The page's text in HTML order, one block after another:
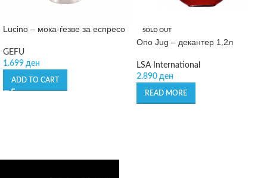
Lucino – мока-ѓезве за еспресо
GEFU
1.699 ден
ADD TO CART
SOLD OUT
Ono Jug – декантер 1,2л
LSA International
2.890 ден
READ MORE